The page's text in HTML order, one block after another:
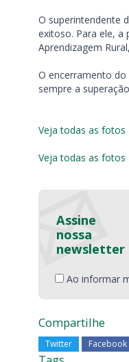
O superintendente
exitoso. Para ele, a
Aprendizagem
O encerramento
sempre a
Veja todas as fotos
Veja todas as fotos
Assine
nossa
newsletter
Ao informar
Compartilhe
Twitter Facebook